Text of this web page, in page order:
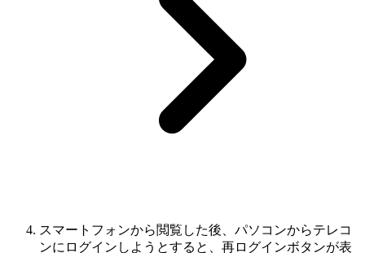
スマートフォンから閲覧した後、パソコンからテレコ
ンにログインしようとすると、再ログインボタンが表